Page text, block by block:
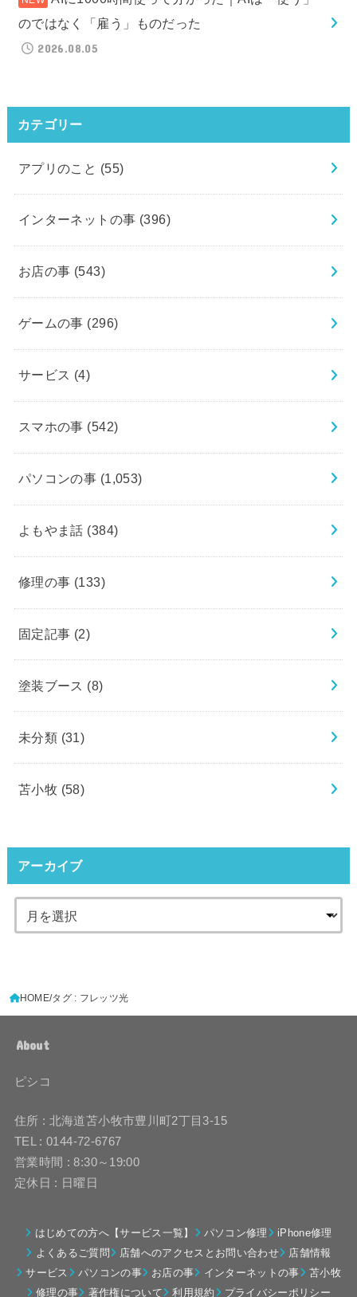
のではなく「雇う」ものだった
2026.08.05
カテゴリー
アプリのこと (55)
インターネットの事 (396)
お店の事 (543)
ゲームの事 (296)
サービス (4)
スマホの事 (542)
パソコンの事 (1,053)
よもやま話 (384)
修理の事 (133)
固定記事 (2)
塗装ブース (8)
未分類 (31)
苫小牧 (58)
アーカイブ
HOME タグ : フレッツ光
About
ピシコ
住所 : 北海道苫小牧市豊川町2丁目3-15
TEL : 0144-72-6767
営業時間 : 8:30～19:00
定休日 : 日曜日
はじめての方へ【サービス一覧】 パソコン修理
iPhone修理
よくあるご質問
店舗へのアクセスとお問い合わせ
店舗情報
サービス
パソコンの事 お店の事 インターネットの事
苫小牧
修理の事
著作権について 利用規約 プライバシーポリシー